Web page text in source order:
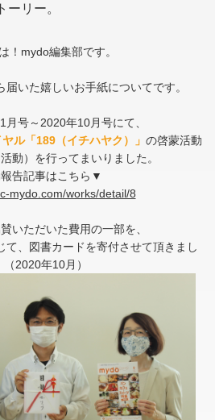
ーリー。
！mydo編集部です。
いた嬉しいお手紙についてです。
月号～2020年10月号にて、
ル「189（イチハヤク）」 の啓蒙活動
動）を行ってまいりました。
告記事はこちら▼
mydo.com/works/detail/8
いただいた費用の一部を、
て、図書カードを寄付させて頂きまし
（2020年10月）